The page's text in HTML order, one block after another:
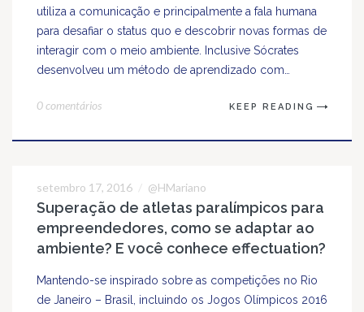
utiliza a comunicação e principalmente a fala humana
para desafiar o status quo e descobrir novas formas de
interagir com o meio ambiente. Inclusive Sócrates
desenvolveu um método de aprendizado com…
0 comentários KEEP READING
17
SET
setembro 17, 2016 @HMariano
Superação de atletas paralímpicos para
empreendedores, como se adaptar ao
ambiente? E você conhece effectuation?
Mantendo-se inspirado sobre as competições no Rio
de Janeiro – Brasil, incluindo os Jogos Olímpicos 2016